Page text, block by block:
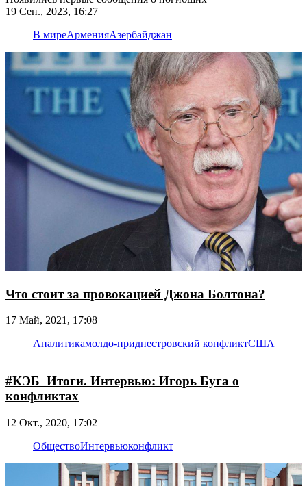
19 Сен., 2023, 16:27
В миреАрменияАзербайджан
Что стоит за провокацией Джона Болтона?
17 Май, 2021, 17:08
Аналитикамолдо-приднестровский конфликтСША
#КЭБ_Итоги. Интервью: Игорь Буга о
конфликтах
12 Окт., 2020, 17:02
ОбществоИнтервьюконфликт